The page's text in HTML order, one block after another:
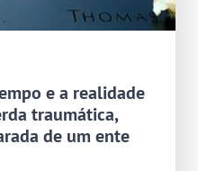
e a realidade
traumática,
de um ente